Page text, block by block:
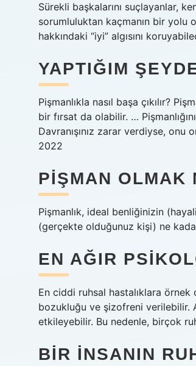
Sürekli başkalarını suçlayanlar,
sorumluluktan kaçmanın bir yolu
hakkındaki “iyi” algısını
YAPTIĞIM
Pişmanlıkla nasıl başa çıkılır?
bir fırsat da olabilir. …
Davranışınız zarar verdiyse,
2022
PIŞMAN OLMAK
Pişmanlık, ideal benliğinizin
(gerçekte olduğunuz kişi) ne
EN AĞIR
En ciddi ruhsal hastalıklara
bozukluğu ve şizofreni verilebilir.
etkileyebilir. Bu nedenle, birçok
BIR INSANIN